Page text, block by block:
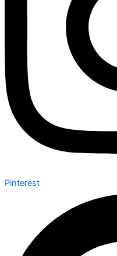
Pinterest